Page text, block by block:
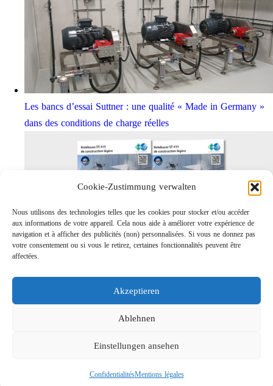
Cookie-Zustimmung verwalten
Nous utilisons des technologies telles que les cookies pour stocker et/ou accéder
aux informations de votre appareil. Cela nous aide à améliorer votre expérience de
navigation et à afficher des publicités (non) personnalisées. Si vous ne donnez pas
votre consentement ou si vous le retirez, certaines fonctionnalités peuvent être
affectées.
Akzeptieren
Ablehnen
Einstellungen ansehen
ConfidentialitésMentions légales
Les bancs d’essai Suttner : une qualité « Made in Germany »
dans des conditions de charge réelles